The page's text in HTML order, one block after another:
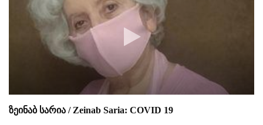
ზეინაბ სარია / Zeinab Saria: COVID 19